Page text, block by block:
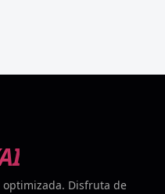
Disfruta de